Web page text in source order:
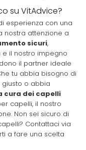
su VitAdvice?
esperienza con una
nostra attenzione a
sicuri,
e il nostro impegno
il partner ideale
tu abbia bisogno di
giusto o abbia
cura dei capelli
capelli, il nostro
Non sei sicuro di
Contattaci via
a fare una scelta